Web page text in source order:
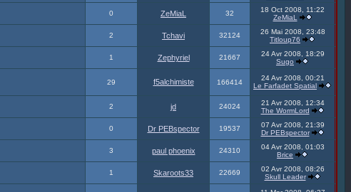
0 ZeMiaL 32
18 Oct 2008, 11:22
ZeMiaL
2 Tchavi 32124
26 Mai 2008, 23:48
Titloup76
1 Zephyriel 21667
24 Avr 2008, 18:29
Sugo
29 f5alchimiste 166414
24 Avr 2008, 00:21
Le Farfadet Spatial
2 jd 24024
21 Avr 2008, 12:34
The WormLord
0 Dr PEBspector 19537
07 Avr 2008, 21:39
Dr PEBspector
3 paul phoenix 24310
04 Avr 2008, 01:03
Brice
1 Skaroots33 22669
02 Avr 2008, 08:26
Skull Leader